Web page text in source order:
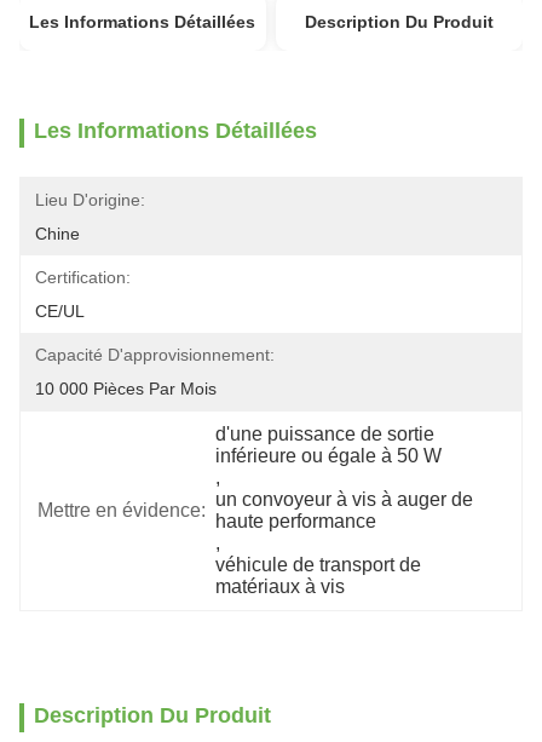
Les Informations Détaillées Description Du Produit
Les Informations Détaillées
Lieu D'origine:
Chine
Certification:
CE/UL
Capacité D'approvisionnement:
10 000 Pièces Par Mois
Mettre en évidence:
d'une puissance de sortie
inférieure ou égale à 50 W
,
un convoyeur à vis à auger de
haute performance
,
véhicule de transport de
matériaux à vis
Description Du Produit